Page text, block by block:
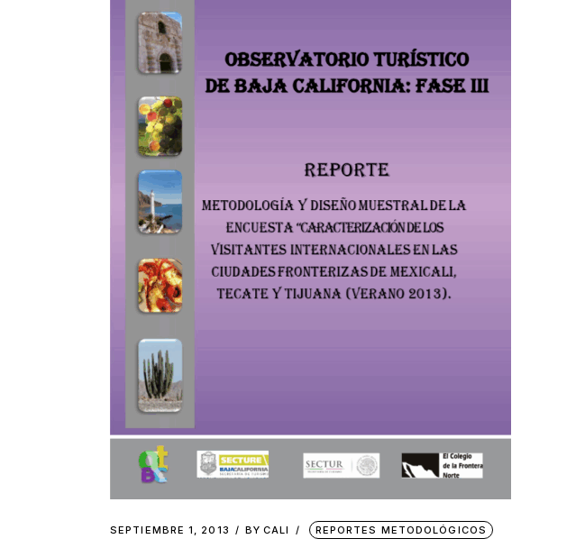
SEPTIEMBRE 1, 2013 BY CALI REPORTES METODOLÓGICOS